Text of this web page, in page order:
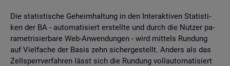
Die sta­tis­ti­sche Ge­heim­hal­tung in den In­ter­ak­ti­ven Sta­tis­ti­
ken der BA - au­to­ma­ti­siert er­stell­te und durch die Nut­zer pa­
ra­me­tri­sier­ba­re Web-An­wen­dun­gen - wird mit­tels Run­dung
auf Viel­fa­che der Basis zehn si­cher­ge­stellt. An­ders als das
Zell­sperr­ver­fah­ren lässt sich die Run­dung voll­au­to­ma­ti­siert